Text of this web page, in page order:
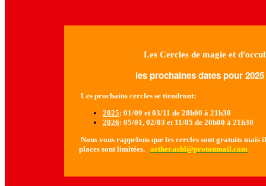
Les Cercles de magie et
les prochaines dates pour 2025
Les prochains cercles se tiendront:
2025: 01/09 et 03/11 de 20h00 à 21h30
2026: 05/01, 02/03 et 11/05 de 20h00 à 21h30
Nous vous rappelons que les cercles sont gratuits
places sont limitées. aether.asbl@protonmail.com